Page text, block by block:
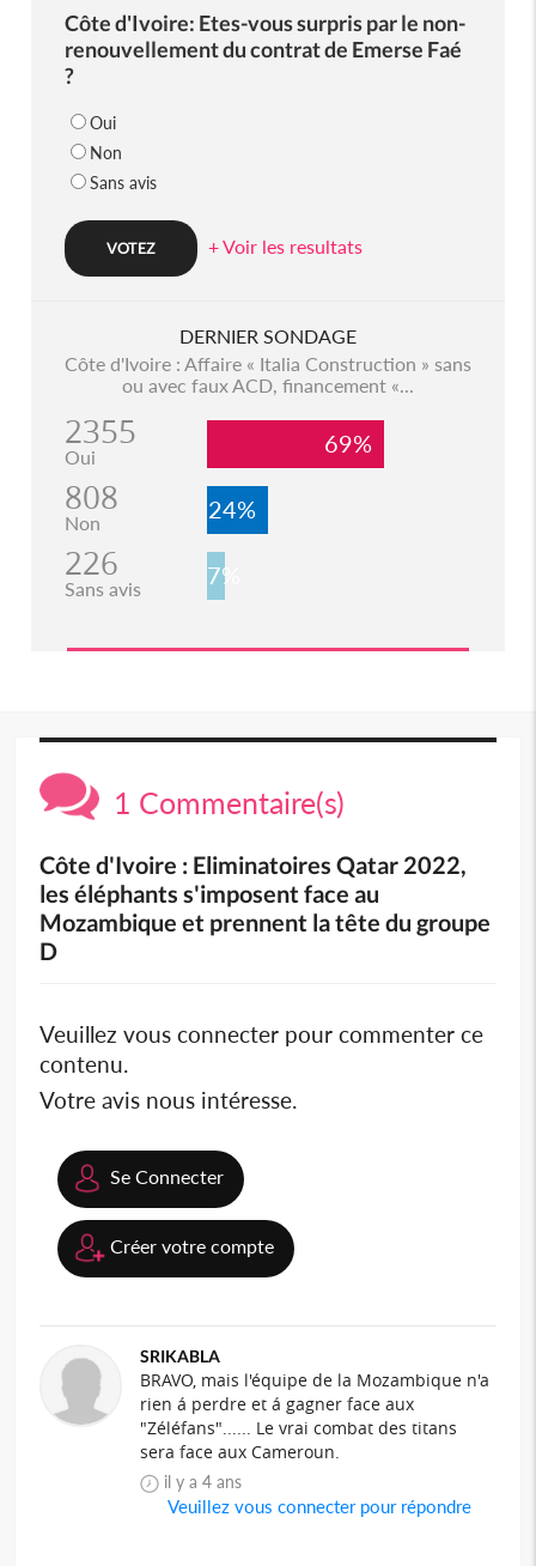
Côte d'Ivoire: Etes-vous surpris par le non-
renouvellement du contrat de Emerse Faé
?
Oui
Non
Sans avis
+ Voir les resultats
DERNIER SONDAGE
Côte d'Ivoire : Affaire « Italia Construction » sans
ou avec faux ACD, financement «...
2355
Oui 69%
808
Non 24%
226
Sans avis 7%
1 Commentaire(s)
Côte d'Ivoire : Eliminatoires Qatar 2022,
les éléphants s'imposent face au
Mozambique et prennent la tête du groupe
D
Veuillez vous connecter pour commenter ce
contenu.
Votre avis nous intéresse.
Se Connecter
Créer votre compte
SRIKABLA
BRAVO, mais l'équipe de la Mozambique n'a
rien á perdre et á gagner face aux
"Zéléfans"...... Le vrai combat des titans
sera face aux Cameroun.
il y a 4 ans
Veuillez vous connecter pour répondre